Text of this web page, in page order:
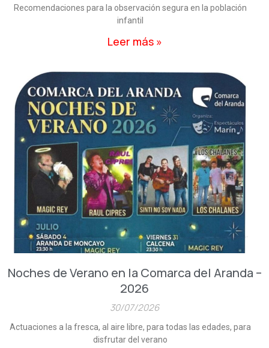
Recomendaciones para la observación segura en la población
infantil
Leer más »
Noches de Verano en la Comarca del Aranda –
2026
30/07/2026
Actuaciones a la fresca, al aire libre, para todas las edades, para
disfrutar del verano